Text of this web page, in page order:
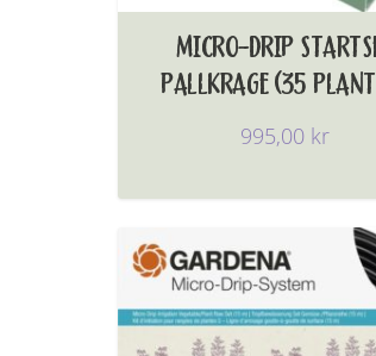
MICRO-DRIP
PALLKRAGE (35
995,00 kr